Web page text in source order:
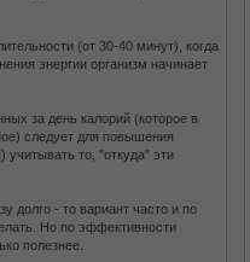
(от 30-40 минут), когда
энергии организм начинает
за день калорий (которое в
следует для повышения
то, "откуда" эти
долго - то вариант часто и по
Но по эффективности
полезнее.